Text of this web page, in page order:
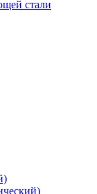
стали